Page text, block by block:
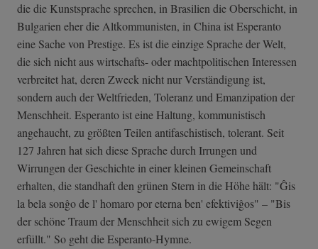
die die Kunstsprache sprechen, in Brasilien die Oberschicht, in
Bulgarien eher die Altkommunisten, in China ist Esperanto
eine Sache von Prestige. Es ist die einzige Sprache der Welt,
die sich nicht aus wirtschafts- oder machtpolitischen Interessen
verbreitet hat, deren Zweck nicht nur Verständigung ist,
sondern auch der Weltfrieden, Toleranz und Emanzipation der
Menschheit. Esperanto ist eine Haltung, kommunistisch
angehaucht, zu größten Teilen antifaschistisch, tolerant. Seit
127 Jahren hat sich diese Sprache durch Irrungen und
Wirrungen der Geschichte in einer kleinen Gemeinschaft
erhalten, die standhaft den grünen Stern in die Höhe hält: "Ĝis
la bela sonĝo de l' homaro por eterna ben' efektiviĝos" – "Bis
der schöne Traum der Menschheit sich zu ewigem Segen
erfüllt." So geht die Esperanto-Hymne.